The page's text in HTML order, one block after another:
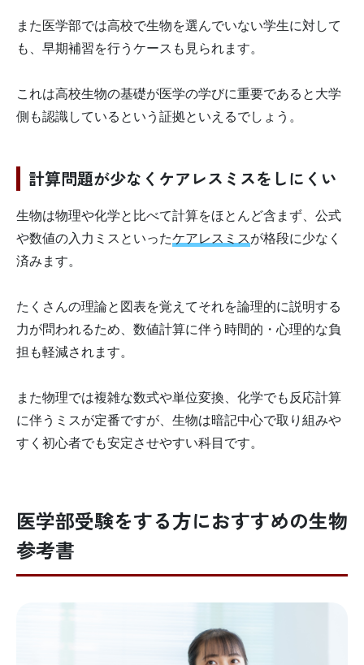
また医学部では高校で生物を選んでいない学生に対して
も、早期補習を行うケースも見られます。
これは高校生物の基礎が医学の学びに重要であると大学
側も認識しているという証拠といえるでしょう。
計算問題が少なくケアレスミスをしにくい
生物は物理や化学と比べて計算をほとんど含まず、公式
や数値の入力ミスといったケアレスミスが格段に少なく
済みます。
たくさんの理論と図表を覚えてそれを論理的に説明する
力が問われるため、数値計算に伴う時間的・心理的な負
担も軽減されます。
また物理では複雑な数式や単位変換、化学でも反応計算
に伴うミスが定番ですが、生物は暗記中心で取り組みや
すく初心者でも安定させやすい科目です。
医学部受験をする方におすすめの生物
参考書